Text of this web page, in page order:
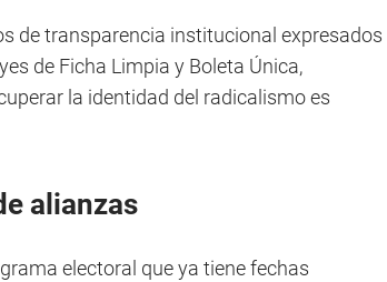
de transparencia institucional expresados
de Ficha Limpia y Boleta Única,
la identidad del radicalismo es
alianzas
electoral que ya tiene fechas